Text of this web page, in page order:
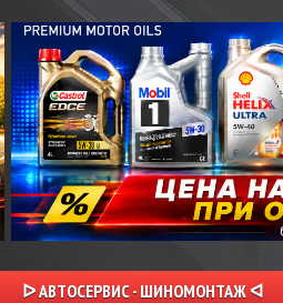
ᐅ АВТОСЕРВИС - ШИНОМОНТАЖ ᐊ